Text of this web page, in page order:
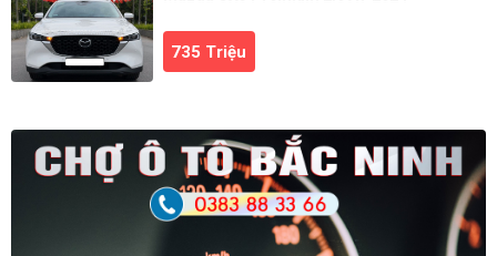
735 Triệu